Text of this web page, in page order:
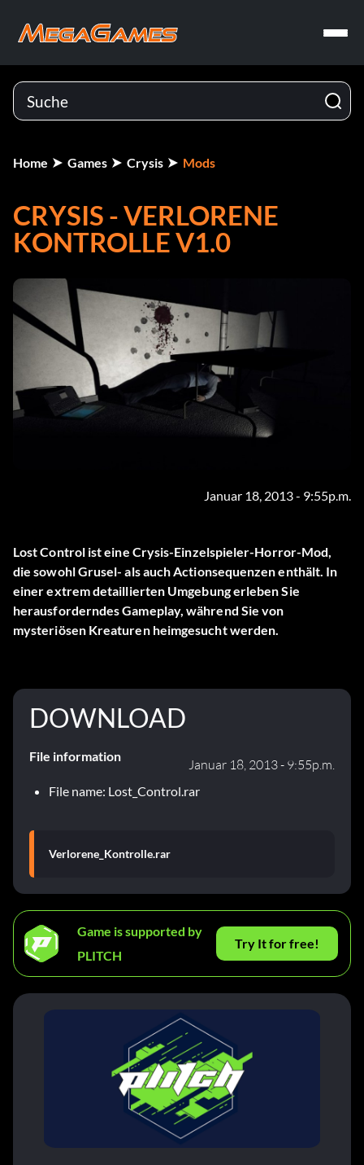
Home Games Crysis Mods
CRYSIS - VERLORENE
KONTROLLE V1.0
Januar 18, 2013 - 9:55p.m.
Lost Control ist eine Crysis-Einzelspieler-Horror-Mod,
die sowohl Grusel- als auch Actionsequenzen enthält. In
einer extrem detaillierten Umgebung erleben Sie
herausforderndes Gameplay, während Sie von
mysteriösen Kreaturen heimgesucht werden.
DOWNLOAD
File information
Januar 18, 2013 - 9:55p.m.
File name: Lost_Control.rar
Verlorene_Kontrolle.rar
Game is supported by
PLITCH
Try It for free!